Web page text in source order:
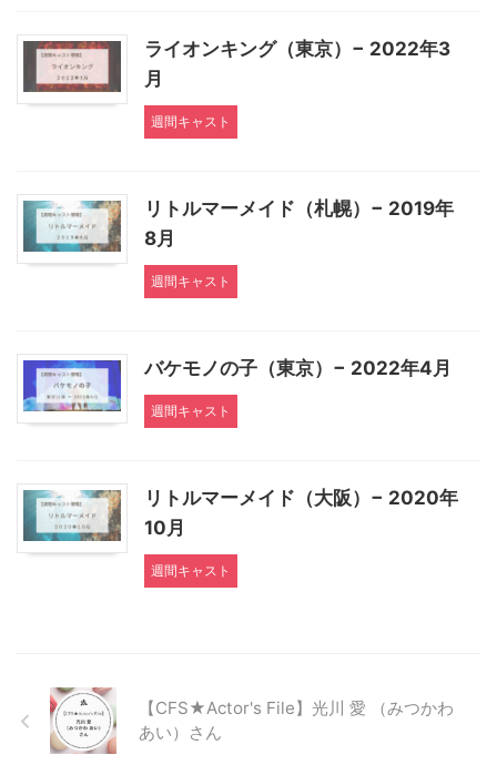
ライオンキング（東京）− 2022年3
月
週間キャスト
リトルマーメイド（札幌）− 2019年
8月
週間キャスト
バケモノの子（東京）− 2022年4月
週間キャスト
リトルマーメイド（大阪）− 2020年
10月
週間キャスト
【CFS★Actor's File】光川 愛 （みつかわ
あい）さん